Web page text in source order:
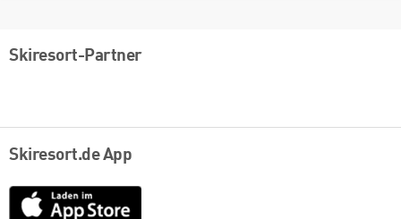
Skiresort-Partner
Skiresort.de App
App
Store